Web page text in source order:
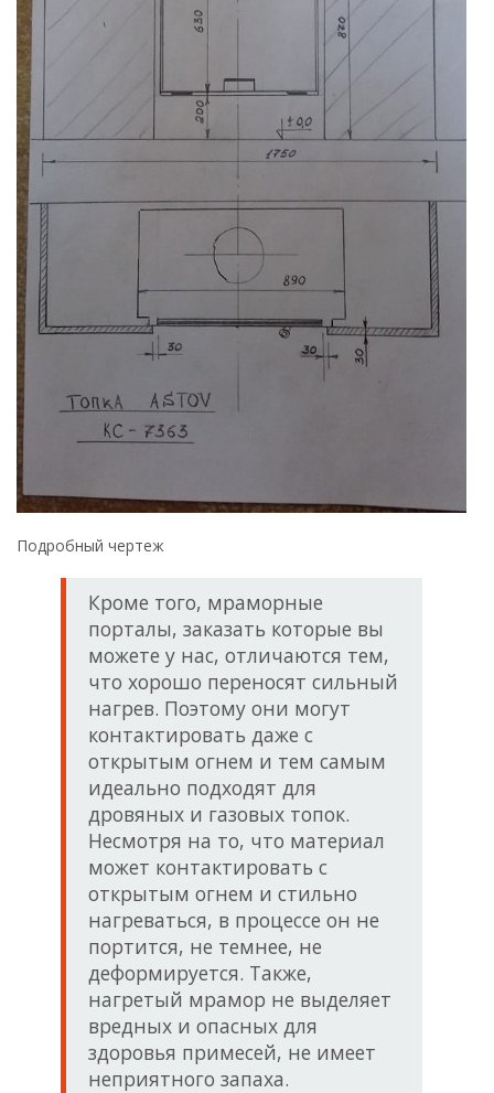
Подробный чертеж
Кроме того, мраморные
порталы, заказать которые вы
можете у нас, отличаются тем,
что хорошо переносят сильный
нагрев. Поэтому они могут
контактировать даже с
открытым огнем и тем самым
идеально подходят для
дровяных и газовых топок.
Несмотря на то, что материал
может контактировать с
открытым огнем и стильно
нагреваться, в процессе он не
портится, не темнее, не
деформируется. Также,
нагретый мрамор не выделяет
вредных и опасных для
здоровья примесей, не имеет
неприятного запаха.